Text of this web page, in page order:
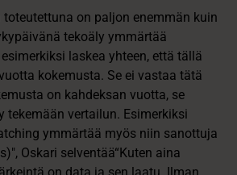
toteutettuna on paljon enemmän kuin
tekoäly ymmärtää
laskea yhteen, että tällä
kokemusta. Se ei vastaa tätä
on kahdeksan vuotta, se
tekemään vertailun. Esimerkiksi
ymmärtää myös niin sanottuja
Oskari selventää“Kuten aina